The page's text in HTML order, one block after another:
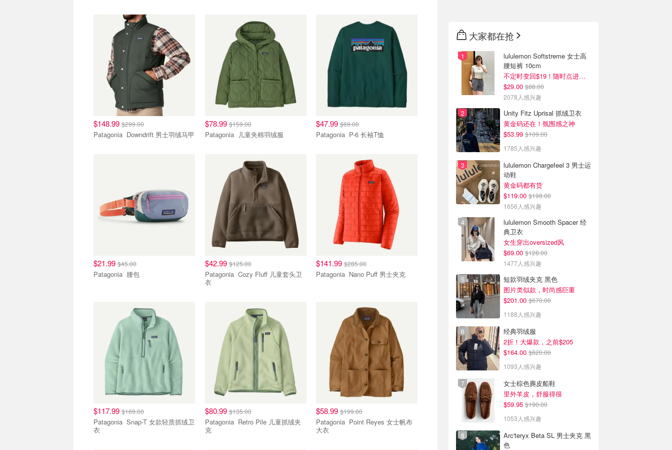
$148.99 $299.00
Patagonia Downdrift 男士羽绒马甲
$78.99$159.00
Patagonia 儿童夹棉羽绒服
$47.99 $69.00
Patagonia P-6 长袖T恤
$21.99 $45.00
Patagonia 腰包
$42.99$125.00
Patagonia Cozy Fluff 儿童套头卫
衣
$141.99 $285.00
Patagonia Nano Puff 男士夹克
$117.99 $169.00
Patagonia Snap-T 女款轻质抓绒卫
衣
$80.99$135.00
Patagonia Retro Pile 儿童抓绒夹
克
$58.99 $199.00
Patagonia Point Reyes 女士帆布
大衣
大家都在抢
lululemon Softstreme 女士高
腰短裤 10cm
不定时变回$19！随时点进来看
$29.00 $88.00
2078人感兴趣
Unity Fitz Uprisal 抓绒卫衣
黄金码还在！氛围感之神
$53.99 $109.00
1785人感兴趣
lululemon Chargefeel 3 男士运
动鞋
黄金码都有货
$119.00 $198.00
1656人感兴趣
lululemon Smooth Spacer 经
典卫衣
女生穿出oversized风
$69.00 $128.00
1477人感兴趣
短款羽绒夹克 黑色
图片类似款，时尚感巨重
$201.00 $670.00
1188人感兴趣
经典羽绒服
2折！大爆款，之前$205
$164.00 $820.00
1093人感兴趣
女士棕色麂皮船鞋
里外羊皮，舒服得很
$59.95 $190.00
1053人感兴趣
Arc'teryx Beta SL 男士夹克 黑
色